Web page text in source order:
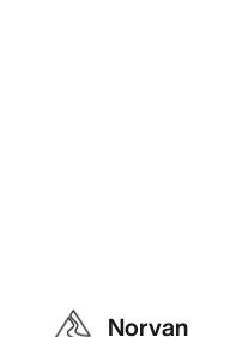
Norvan